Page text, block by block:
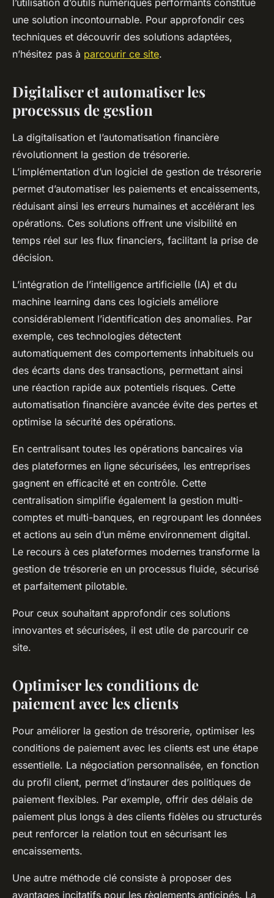
une solution incontournable. Pour approfondir ces
techniques et découvrir des solutions adaptées,
n’hésitez pas à parcourir ce site.
Digitaliser et automatiser les
processus de gestion
La digitalisation et l’automatisation financière
révolutionnent la gestion de trésorerie.
L’implémentation d’un logiciel de gestion de trésorerie
permet d’automatiser les paiements et encaissements,
réduisant ainsi les erreurs humaines et accélérant les
opérations. Ces solutions offrent une visibilité en
temps réel sur les flux financiers, facilitant la prise de
décision.
L’intégration de l’intelligence artificielle (IA) et du
machine learning dans ces logiciels améliore
considérablement l’identification des anomalies. Par
exemple, ces technologies détectent
automatiquement des comportements inhabituels ou
des écarts dans des transactions, permettant ainsi
une réaction rapide aux potentiels risques. Cette
automatisation financière avancée évite des pertes et
optimise la sécurité des opérations.
En centralisant toutes les opérations bancaires via
des plateformes en ligne sécurisées, les entreprises
gagnent en efficacité et en contrôle. Cette
centralisation simplifie également la gestion multi-
comptes et multi-banques, en regroupant les données
et actions au sein d’un même environnement digital.
Le recours à ces plateformes modernes transforme la
gestion de trésorerie en un processus fluide, sécurisé
et parfaitement pilotable.
Pour ceux souhaitant approfondir ces solutions
innovantes et sécurisées, il est utile de parcourir ce
site.
Optimiser les conditions de
paiement avec les clients
Pour améliorer la gestion de trésorerie, optimiser les
conditions de paiement avec les clients est une étape
essentielle. La négociation personnalisée, en fonction
du profil client, permet d’instaurer des politiques de
paiement flexibles. Par exemple, offrir des délais de
paiement plus longs à des clients fidèles ou structurés
peut renforcer la relation tout en sécurisant les
encaissements.
Une autre méthode clé consiste à proposer des
avantages incitatifs pour les règlements anticipés. La